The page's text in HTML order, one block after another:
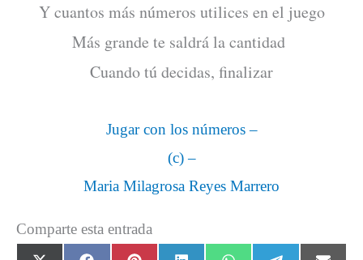
Y cuantos más números utilices en el juego
Más grande te saldrá la cantidad
Cuando tú decidas, finalizar
Jugar con los números –
(c) –
Maria Milagrosa Reyes Marrero
Comparte esta entrada